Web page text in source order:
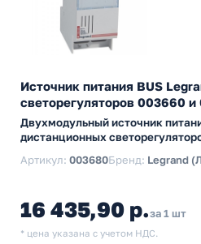
Источник питания BUS
светорегуляторов 003660 и
Двухмодульный источник
дистанционных
Артикул: 003680Бренд: Legrand
16 435,90 р.за 1 шт
* цена указана с учетом НДС.